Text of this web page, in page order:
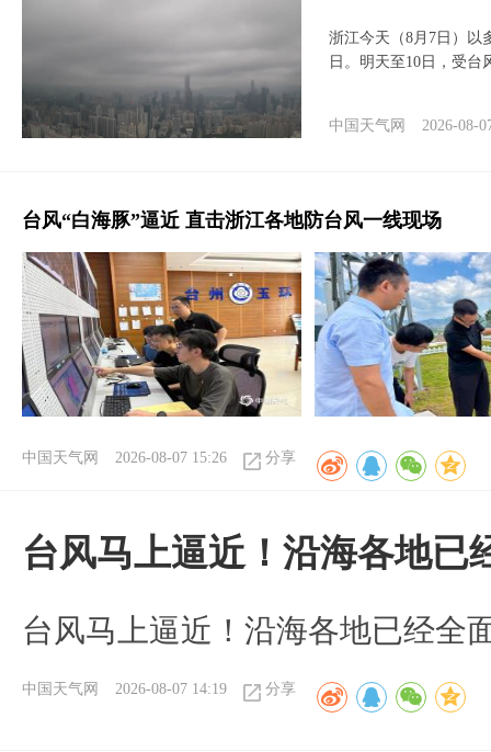
浙江今天（8月7日）以
日。明天至10日，受台
中国天气网 2026-08-
台风“白海豚”逼近 直击浙江各地防台风一线现场
中国天气网 2026-08-07 15:26 分享
台风马上逼近！沿海各地已
台风马上逼近！沿海各地已经全
中国天气网 2026-08-07 14:19 分享